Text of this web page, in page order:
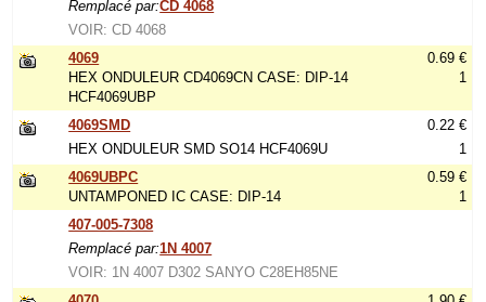
Remplacé par:CD 4068
VOIR: CD 4068
4069
HEX ONDULEUR CD4069CN CASE: DIP-14
HCF4069UBP
0.69 €
1
4069SMD
HEX ONDULEUR SMD SO14 HCF4069U
0.22 €
1
4069UBPC
UNTAMPONED IC CASE: DIP-14
0.59 €
1
407-005-7308
Remplacé par:1N 4007
VOIR: 1N 4007 D302 SANYO C28EH85NE